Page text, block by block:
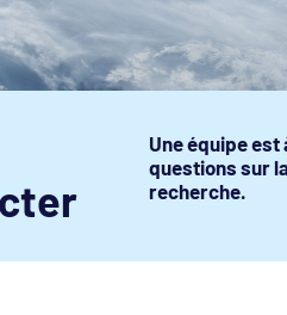
Une équipe
questions sur
recherche.